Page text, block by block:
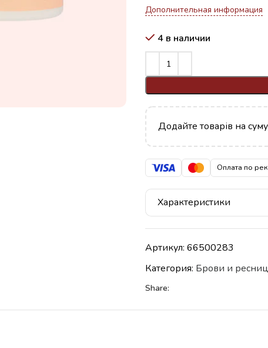
Дополнительная информация
4 в наличии
Додайте товарів на суму
Оплата по
Характеристики
Артикул: 66500283
Категория: Брови и
Share: